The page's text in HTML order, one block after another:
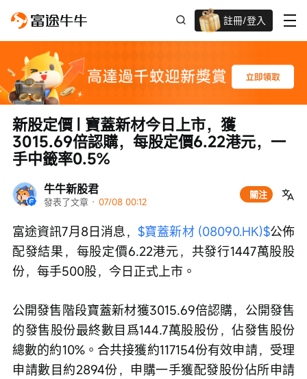
註冊/登入
牛牛新股君
發表了文章 · 07/08 00:12
關注
新股定價 | 寶蓋新材今日上市，獲
3015.69倍認購，每股定價6.22港元，一
手中籤率0.5%
富途資訊7月8日消息，$寶蓋新材 (08090.HK)$公佈
配發結果，每股定價6.22港元，共發行1447萬股股
份，每手500股，今日正式上市。
公開發售階段寶蓋新材獲3015.69倍認購，公開發售
的發售股份最終數目爲144.7萬股股份，佔發售股份
總數的約10%。合共接獲約117154份有效申請，受理
申請數目約2894份，申購一手獲配發股份佔所申請